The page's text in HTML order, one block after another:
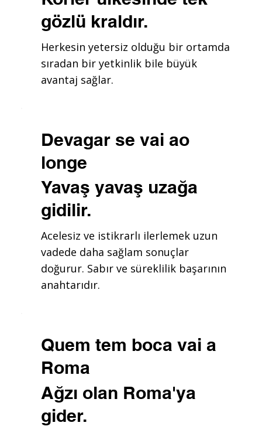
gözlü kraldır.
Herkesin yetersiz olduğu bir ortamda
sıradan bir yetkinlik bile büyük
avantaj sağlar.
Devagar se vai ao
longe
Yavaş yavaş uzağa
gidilir.
Acelesiz ve istikrarlı ilerlemek uzun
vadede daha sağlam sonuçlar
doğurur. Sabır ve süreklilik başarının
anahtarıdır.
Quem tem boca vai a
Roma
Ağzı olan Roma'ya
gider.